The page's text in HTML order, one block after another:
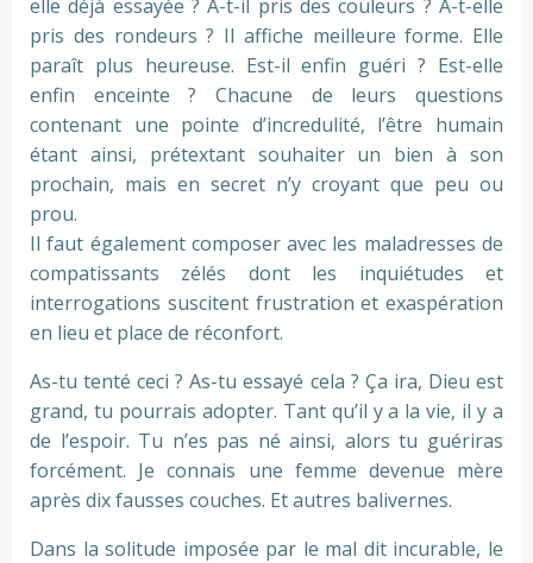
elle déjà essayée ? A-t-il pris des couleurs ? A-t-elle
pris des rondeurs ? Il affiche meilleure forme. Elle
paraît plus heureuse. Est-il enfin guéri ? Est-elle
enfin enceinte ? Chacune de leurs questions
contenant une pointe d’incredulité, l’être humain
étant ainsi, prétextant souhaiter un bien à son
prochain, mais en secret n’y croyant que peu ou
prou.
Il faut également composer avec les maladresses de
compatissants zélés dont les inquiétudes et
interrogations suscitent frustration et exaspération
en lieu et place de réconfort.
As-tu tenté ceci ? As-tu essayé cela ? Ça ira, Dieu est
grand, tu pourrais adopter. Tant qu’il y a la vie, il y a
de l’espoir. Tu n’es pas né ainsi, alors tu guériras
forcément. Je connais une femme devenue mère
après dix fausses couches. Et autres balivernes.
Dans la solitude imposée par le mal dit incurable, le